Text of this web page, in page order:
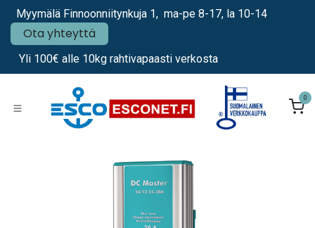
Siirry sisältöön
Myymälä Finnoonniitynkuja 1, ma-pe 8-17, la 10-14
Ota yhteyttä
Yli 100€ alle 10kg rahtivapaasti verkosta
0